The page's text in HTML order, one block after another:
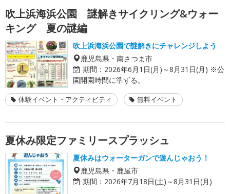
吹上浜海浜公園 謎解きサイクリング&ウォー
キング 夏の謎編
吹上浜海浜公園で謎解きにチャレンジしよう
鹿児島県・南さつま市
期間： 2026年6月1日(月)～8月31日(月) ※公
園開園時間に準ずる。
体験イベント・アクティビティ 無料イベント
夏休み限定ファミリースプラッシュ
夏休みはウォーターガンで遊んじゃおう！
鹿児島県・鹿屋市
期間： 2026年7月18日(土)～8月31日(月)